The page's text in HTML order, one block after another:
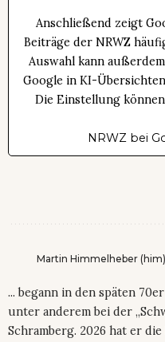
Anschließend zeigt
Beiträge der NRWZ
Auswahl kann
Google in KI-
Die Einstellung
NRWZ bei
Martin Himmelheber (him)
... begann in den späten
unter anderem bei der
Schramberg. 2026 hat er